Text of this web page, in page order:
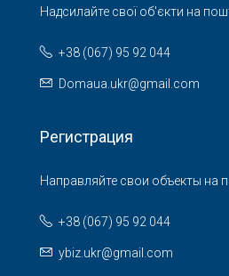
Надсилайте свої об'єкти на
+38 (067) 95 92 044
Domaua.ukr@gmail.com
Регистрация
Направляйте свои объекты на
+38 (067) 95 92 044
ybiz.ukr@gmail.com